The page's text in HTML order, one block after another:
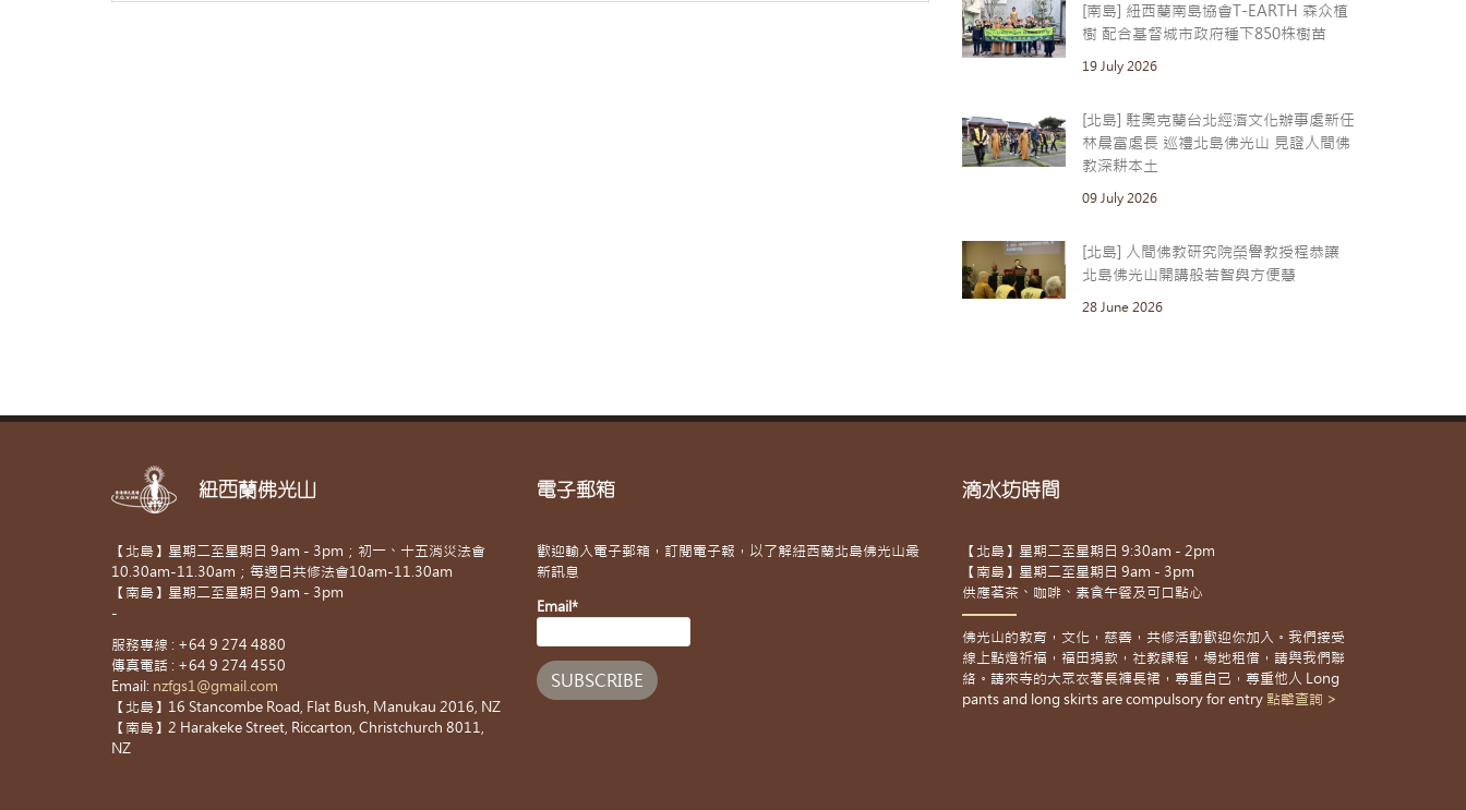
[南島] 紐西蘭南島協會T-EARTH 森众植
樹 配合基督城市政府種下850株樹苗
19 July 2026
[北島] 駐奧克蘭台北經濟文化辦事處新任
林晨富處長 巡禮北島佛光山 見證人間佛
教深耕本土
09 July 2026
[北島] 人間佛教研究院榮譽教授程恭讓
北島佛光山開講般若智與方便慧
28 June 2026
紐西蘭佛光山
【北島】星期二至星期日 9am - 3pm；初一、十五消災法會
10.30am-11.30am；每週日共修法會10am-11.30am
【南島】星期二至星期日 9am - 3pm
-
服務專線 : +64 9 274 4880
傳真電話 : +64 9 274 4550
Email: nzfgs1@gmail.com
【北島】16 Stancombe Road, Flat Bush, Manukau 2016, NZ
【南島】2 Harakeke Street, Riccarton, Christchurch 8011,
NZ
電子郵箱
歡迎輸入電子郵箱，訂閱電子報，以了解紐西蘭北島佛光山最
新訊息
Email*
滴水坊時間
【北島】星期二至星期日 9:30am - 2pm
【南島】星期二至星期日 9am - 3pm
供應茗茶、咖啡、素食午餐及可口點心
佛光山的教育，文化，慈善，共修活動歡迎你加入。我們接受
線上點燈祈福，福田捐款，社教課程，場地租借，請與我們聯
絡。請來寺的大眾衣著長褲長裙，尊重自己，尊重他人 Long
pants and long skirts are compulsory for entry 點擊查詢 >